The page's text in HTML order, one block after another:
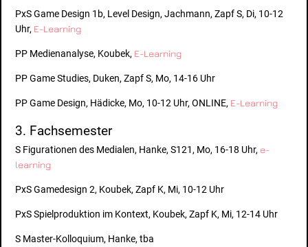
PxS Game Design 1b, Level Design, Jachmann, Zapf S, Di, 10-12
Uhr, E-Learning
PP Medienanalyse, Koubek, E-Learning
PP Game Studies, Duken, Zapf S, Mo, 14-16 Uhr
PP Game Design, Hädicke, Mo, 10-12 Uhr, ONLINE, E-Learning
3. Fachsemester
S Figurationen des Medialen, Hanke, S121, Mo, 16-18 Uhr, e-
learning
PxS Gamedesign 2, Koubek, Zapf K, Mi, 10-12 Uhr
PxS Spielproduktion im Kontext, Koubek, Zapf K, Mi, 12-14 Uhr
S Master-Kolloquium, Hanke, tba